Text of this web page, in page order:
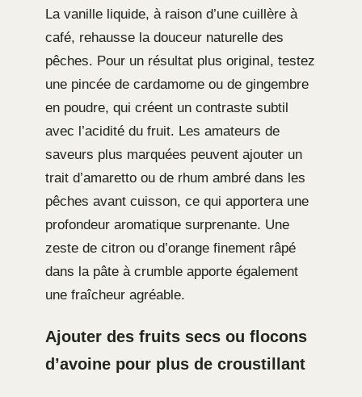
La vanille liquide, à raison d’une cuillère à
café, rehausse la douceur naturelle des
pêches. Pour un résultat plus original, testez
une pincée de cardamome ou de gingembre
en poudre, qui créent un contraste subtil
avec l’acidité du fruit. Les amateurs de
saveurs plus marquées peuvent ajouter un
trait d’amaretto ou de rhum ambré dans les
pêches avant cuisson, ce qui apportera une
profondeur aromatique surprenante. Une
zeste de citron ou d’orange finement râpé
dans la pâte à crumble apporte également
une fraîcheur agréable.
Ajouter des fruits secs ou flocons
d’avoine pour plus de croustillant